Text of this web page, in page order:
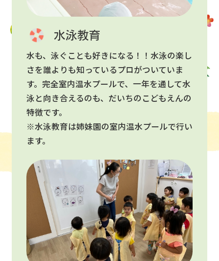
水泳教育
水も、泳ぐことも好きになる！！水泳の楽し
さを誰よりも知っているプロがついていま
す。完全室内温水プールで、一年を通して水
泳と向き合えるのも、だいちのこどもえんの
特徴です。
※水泳教育は姉妹園の室内温水プールで行い
ます。